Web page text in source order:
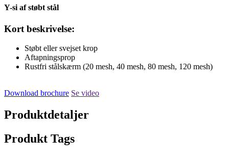
Y-si af støbt stål
Kort beskrivelse:
Støbt eller svejset krop
Aftapningsprop
Rustfri stålskærm (20 mesh, 40 mesh, 80 mesh, 120 mesh)
Download brochure Se video
Produktdetaljer
Produkt Tags